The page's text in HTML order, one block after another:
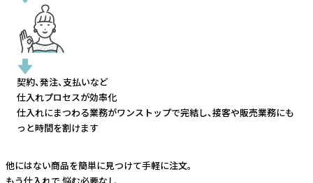
契約、発注、支払いなど
仕入れプロセスが効率化
仕入れにまつわる業務がワンストップで完結し、接客や販売業務にも
っと時間を割けます
他にはない商品を簡単に見つけて手軽に注文。